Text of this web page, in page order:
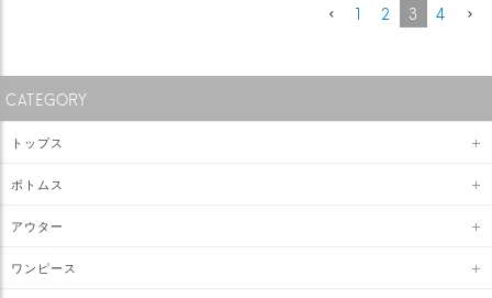
1
2 3 4
CATEGORY
トップス
ボトムス
アウター
ワンピース